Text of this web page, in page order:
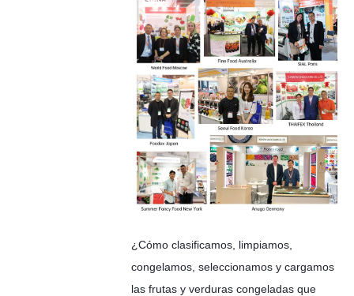
¿Cómo clasificamos, limpiamos,
congelamos, seleccionamos y cargamos
las frutas y verduras congeladas que